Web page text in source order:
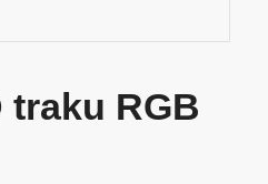
traku RGB